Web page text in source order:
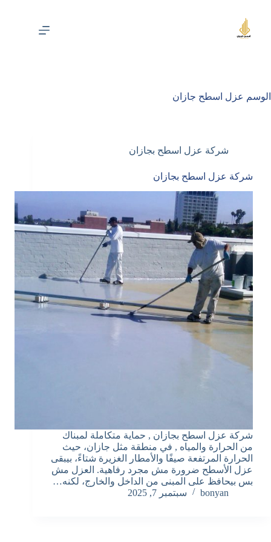
المحتوى
الوسم عزل اسطح جازان
شركة عزل اسطح بجازان
شركة عزل اسطح بجازان
شركة عزل اسطح بجازان , حماية متكاملة لمبناك
من الحرارة والمياه , في منطقة مثل جازان، حيث
الحرارة المرتفعة صيفًا والأمطار الغزيرة شتاءً، بيبقى
عزل الأسطح ضرورة مش مجرد رفاهية. العزل مش
بس بيحافظ على المبنى من الداخل والخارج، لكنه…
bonyan
سبتمبر 7, 2025